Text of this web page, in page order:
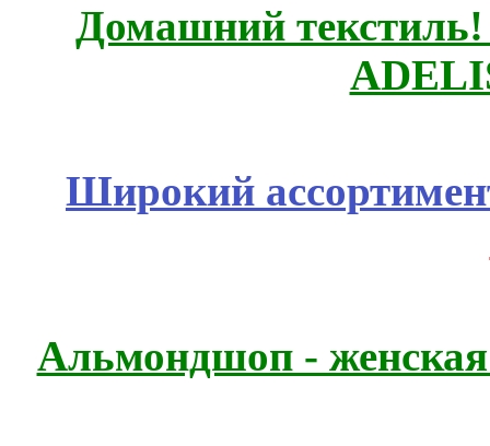
Домашний
Широкий
Альмондшоп -